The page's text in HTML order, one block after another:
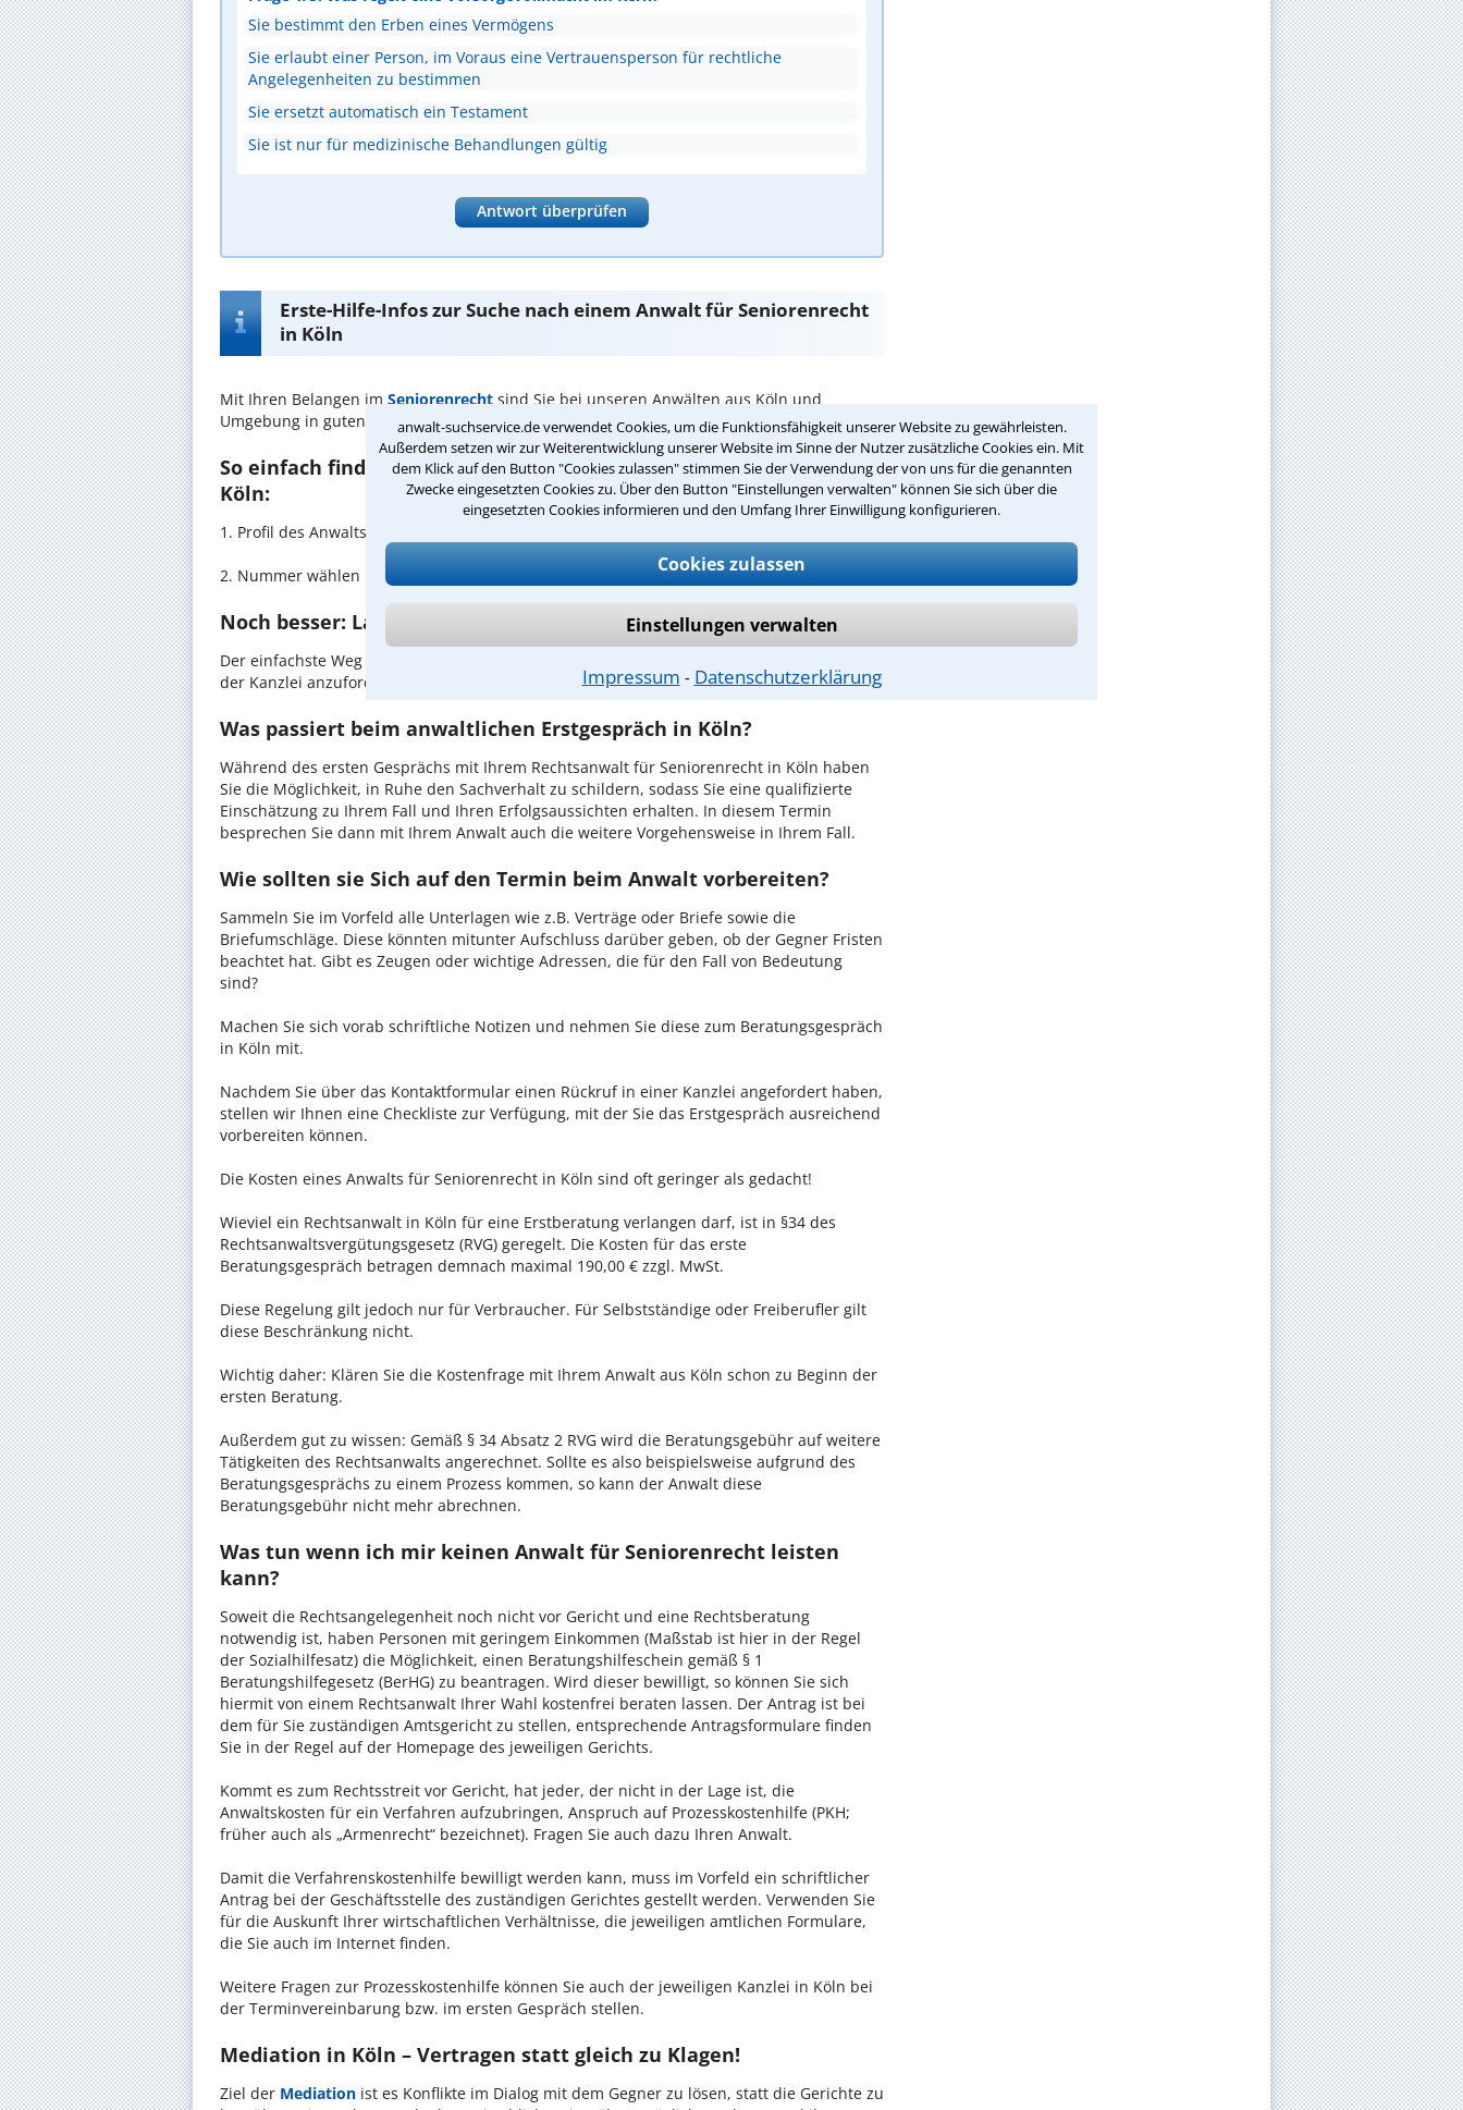
anwalt-suchservice.de verwendet Cookies, um die Funktionsfähigkeit unserer Website zu gewährleisten.
Außerdem setzen wir zur Weiterentwicklung unserer Website im Sinne der Nutzer zusätzliche Cookies ein. Mit
dem Klick auf den Button "Cookies zulassen" stimmen Sie der Verwendung der von uns für die genannten
Zwecke eingesetzten Cookies zu. Über den Button "Einstellungen verwalten" können Sie sich über die
eingesetzten Cookies informieren und den Umfang Ihrer Einwilligung konfigurieren.
Cookies zulassen
Einstellungen verwalten
Impressum ⁃ Datenschutzerklärung
Sie bestimmt den Erben eines Vermögens
Sie erlaubt einer Person, im Voraus eine Vertrauensperson für rechtliche
Angelegenheiten zu bestimmen
Sie ersetzt automatisch ein Testament
Sie ist nur für medizinische Behandlungen gültig
Antwort überprüfen
Erste-Hilfe-Infos zur Suche nach einem Anwalt für Seniorenrecht
in Köln
Mit Ihren Belangen im Seniorenrecht sind Sie bei unseren Anwälten aus Köln und
Umgebung in guten Händen.
So einfach finden Sie den passenden Anwalt für Seniorenrecht in
Köln:
1. Profil des Anwalts für Seniorenrecht in Ihrer Umgebung auswählen
2. Nummer wählen und direkt mit der Kanzlei in Köln einen Beratungstermin vereinbaren
Noch besser: Lassen Sie sich zurückrufen
Der einfachste Weg zum Anwalt in Köln ist es, über unser Kontaktformular einen Rückruf
der Kanzlei anzufordern - probieren Sie es gleich aus.
Was passiert beim anwaltlichen Erstgespräch in Köln?
Während des ersten Gesprächs mit Ihrem Rechtsanwalt für Seniorenrecht in Köln haben
Sie die Möglichkeit, in Ruhe den Sachverhalt zu schildern, sodass Sie eine qualifizierte
Einschätzung zu Ihrem Fall und Ihren Erfolgsaussichten erhalten. In diesem Termin
besprechen Sie dann mit Ihrem Anwalt auch die weitere Vorgehensweise in Ihrem Fall.
Wie sollten sie Sich auf den Termin beim Anwalt vorbereiten?
Sammeln Sie im Vorfeld alle Unterlagen wie z.B. Verträge oder Briefe sowie die
Briefumschläge. Diese könnten mitunter Aufschluss darüber geben, ob der Gegner Fristen
beachtet hat. Gibt es Zeugen oder wichtige Adressen, die für den Fall von Bedeutung
sind?
Machen Sie sich vorab schriftliche Notizen und nehmen Sie diese zum Beratungsgespräch
in Köln mit.
Nachdem Sie über das Kontaktformular einen Rückruf in einer Kanzlei angefordert haben,
stellen wir Ihnen eine Checkliste zur Verfügung, mit der Sie das Erstgespräch ausreichend
vorbereiten können.
Die Kosten eines Anwalts für Seniorenrecht in Köln sind oft geringer als gedacht!
Wieviel ein Rechtsanwalt in Köln für eine Erstberatung verlangen darf, ist in §34 des
Rechtsanwaltsvergütungsgesetz (RVG) geregelt. Die Kosten für das erste
Beratungsgespräch betragen demnach maximal 190,00 € zzgl. MwSt.
Diese Regelung gilt jedoch nur für Verbraucher. Für Selbstständige oder Freiberufler gilt
diese Beschränkung nicht.
Wichtig daher: Klären Sie die Kostenfrage mit Ihrem Anwalt aus Köln schon zu Beginn der
ersten Beratung.
Außerdem gut zu wissen: Gemäß § 34 Absatz 2 RVG wird die Beratungsgebühr auf weitere
Tätigkeiten des Rechtsanwalts angerechnet. Sollte es also beispielsweise aufgrund des
Beratungsgesprächs zu einem Prozess kommen, so kann der Anwalt diese
Beratungsgebühr nicht mehr abrechnen.
Was tun wenn ich mir keinen Anwalt für Seniorenrecht leisten
kann?
Soweit die Rechtsangelegenheit noch nicht vor Gericht und eine Rechtsberatung
notwendig ist, haben Personen mit geringem Einkommen (Maßstab ist hier in der Regel
der Sozialhilfesatz) die Möglichkeit, einen Beratungshilfeschein gemäß § 1
Beratungshilfegesetz (BerHG) zu beantragen. Wird dieser bewilligt, so können Sie sich
hiermit von einem Rechtsanwalt Ihrer Wahl kostenfrei beraten lassen. Der Antrag ist bei
dem für Sie zuständigen Amtsgericht zu stellen, entsprechende Antragsformulare finden
Sie in der Regel auf der Homepage des jeweiligen Gerichts.
Kommt es zum Rechtsstreit vor Gericht, hat jeder, der nicht in der Lage ist, die
Anwaltskosten für ein Verfahren aufzubringen, Anspruch auf Prozesskostenhilfe (PKH;
früher auch als „Armenrecht“ bezeichnet). Fragen Sie auch dazu Ihren Anwalt.
Damit die Verfahrenskostenhilfe bewilligt werden kann, muss im Vorfeld ein schriftlicher
Antrag bei der Geschäftsstelle des zuständigen Gerichtes gestellt werden. Verwenden Sie
für die Auskunft Ihrer wirtschaftlichen Verhältnisse, die jeweiligen amtlichen Formulare,
die Sie auch im Internet finden.
Weitere Fragen zur Prozesskostenhilfe können Sie auch der jeweiligen Kanzlei in Köln bei
der Terminvereinbarung bzw. im ersten Gespräch stellen.
Mediation in Köln – Vertragen statt gleich zu Klagen!
Ziel der Mediation ist es Konflikte im Dialog mit dem Gegner zu lösen, statt die Gerichte zu